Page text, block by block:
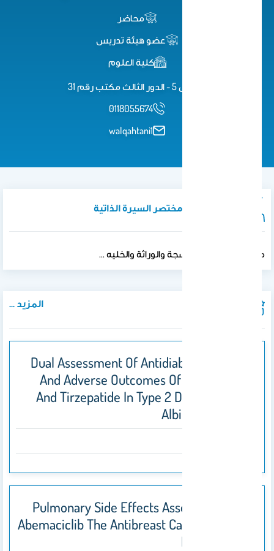
محاضر
عضو هيئة تدريس
كلية العلوم
مبنى 5 - الدور الثالث مكتب رقم 31
0118055674
walqahtani1
نبذة تعريفية / مختصر السيرة الذاتية
ماجستير في علم الأنسجة والوراثة والخليه ...
المزيد ...
Dual Assessment Of Antidiabetic Efficacy
And Adverse Outcomes Of Semaglutide
And Tirzepatide In Type 2 Diabetic Swiss
Albino Male Mice
Pulmonary Side Effects Associated With
Abemaciclib The Antibreast Cancer Drug In
Female Mice